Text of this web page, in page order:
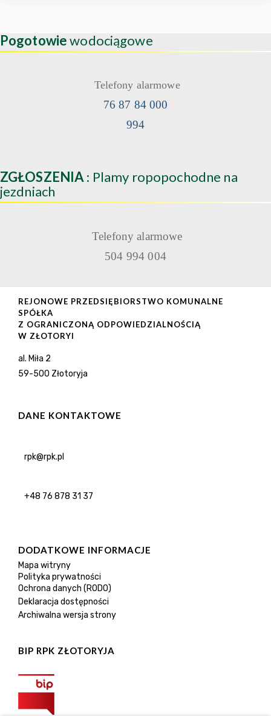
Pogotowiewodociągowe
Telefony alarmowe
76 87 84 000
994
ZGŁOSZENIA : Plamy ropopochodne na
jezdniach
Telefony alarmowe
504 994 004
REJONOWE PRZEDSIĘBIORSTWO KOMUNALNE
SPÓŁKA
Z OGRANICZONĄ ODPOWIEDZIALNOŚCIĄ
W ZŁOTORYI
al. Miła 2
59-500 Złotoryja
DANE KONTAKTOWE
rpk@rpk.pl
+48 76 878 31 37
DODATKOWE INFORMACJE
Mapa witryny
Polityka prywatności
Ochrona danych (RODO)
Deklaracja dostępności
Archiwalna wersja strony
BIP RPK ZŁOTORYJA